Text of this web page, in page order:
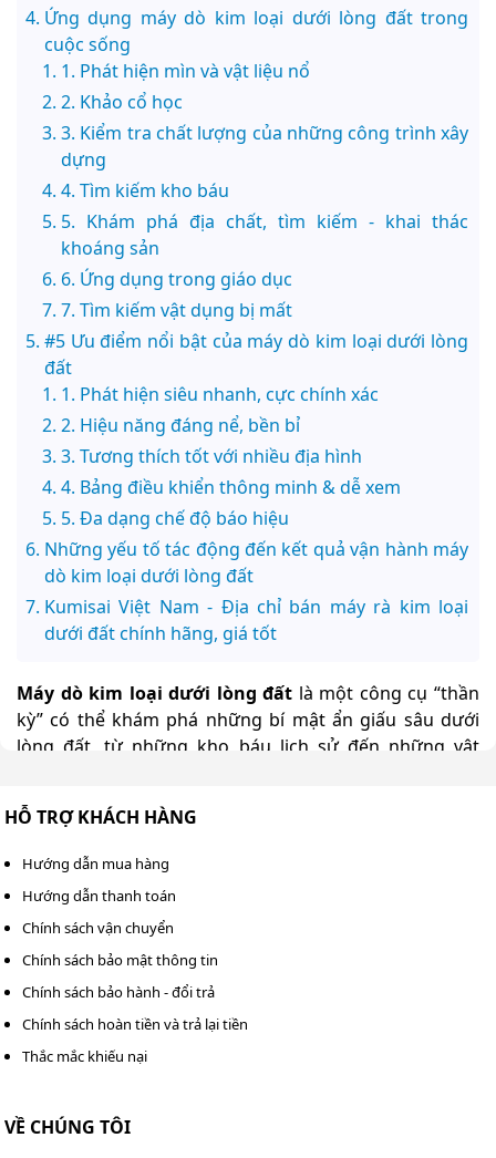
Ứng dụng máy dò kim loại dưới lòng đất trong
cuộc sống
1. Phát hiện mìn và vật liệu nổ
2. Khảo cổ học
3. Kiểm tra chất lượng của những công trình xây
dựng
4. Tìm kiếm kho báu
5. Khám phá địa chất, tìm kiếm - khai thác
khoáng sản
6. Ứng dụng trong giáo dục
7. Tìm kiếm vật dụng bị mất
#5 Ưu điểm nổi bật của máy dò kim loại dưới lòng
đất
1. Phát hiện siêu nhanh, cực chính xác
2. Hiệu năng đáng nể, bền bỉ
3. Tương thích tốt với nhiều địa hình
4. Bảng điều khiển thông minh & dễ xem
5. Đa dạng chế độ báo hiệu
Những yếu tố tác động đến kết quả vận hành máy
dò kim loại dưới lòng đất
Kumisai Việt Nam - Địa chỉ bán máy rà kim loại
dưới đất chính hãng, giá tốt
Máy dò kim loại dưới lòng đất là một công cụ “thần
kỳ” có thể khám phá những bí mật ẩn giấu sâu dưới
lòng đất, từ những kho báu lịch sử đến những vật
hợp sau đây sẽ giúp bạn hiểu rõ nhất về thiết bị này!
HỖ TRỢ KHÁCH HÀNG
Hướng dẫn mua hàng
Hướng dẫn thanh toán
Chính sách vận chuyển
Chính sách bảo mật thông tin
Chính sách bảo hành - đổi trả
Chính sách hoàn tiền và trả lại tiền
Thắc mắc khiếu nại
VỀ CHÚNG TÔI